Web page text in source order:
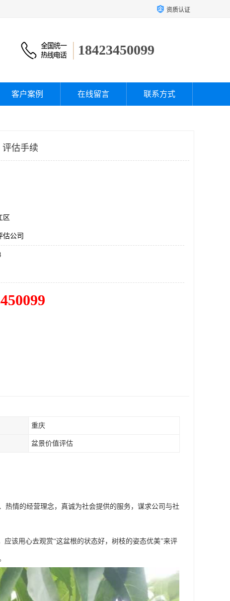
资质认证
18423450099
客户案例 在线留言 联系方式
估手续
区
估公司
重庆
盆景价值评估
热情的经营理念，真诚为社会提供的服务，谋求公司与社
该用心去观赏“这盆根的状态好，树枝的姿态优美”来评